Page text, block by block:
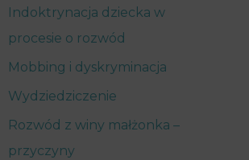
Indoktrynacja dziecka w
procesie o rozwód
Mobbing i dyskryminacja
Wydziedziczenie
Rozwód z winy małżonka –
przyczyny